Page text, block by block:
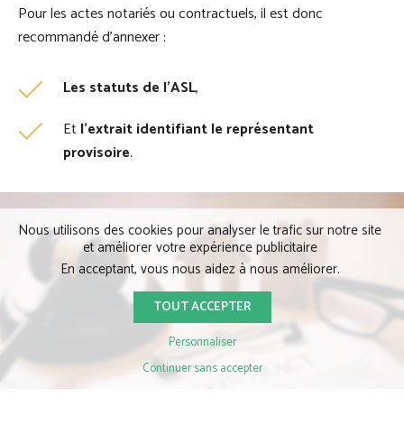
Pour les actes notariés ou contractuels, il est donc
recommandé d’annexer :
Les statuts de l’ASL,
Et l’extrait identifiant le représentant
provisoire.
Nous utilisons des cookies pour analyser le trafic sur notre site
et améliorer votre expérience publicitaire
En acceptant, vous nous aidez à nous améliorer.
TOUT ACCEPTER
Personnaliser
Continuer sans accepter